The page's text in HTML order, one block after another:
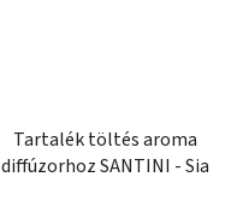
Tartalék töltés aroma
diffúzorhoz SANTINI - Sia